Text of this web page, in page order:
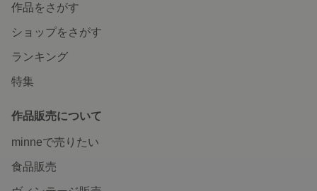
作品をさがす
ショップをさがす
ランキング
特集
作品販売について
minneで売りたい
食品販売